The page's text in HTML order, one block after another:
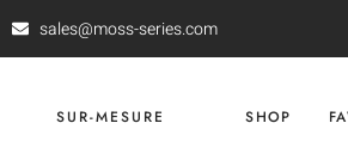
sales@moss-series.com
SUR-MESURE SHOP